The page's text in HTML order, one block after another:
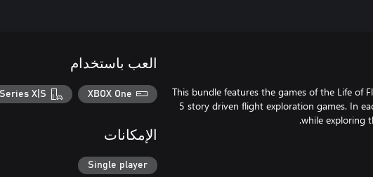
This bundle features the games of the Life of
5 story driven flight exploration games. In
العب باستخدام
XBOX One
X|S
الإمكانات
Single player